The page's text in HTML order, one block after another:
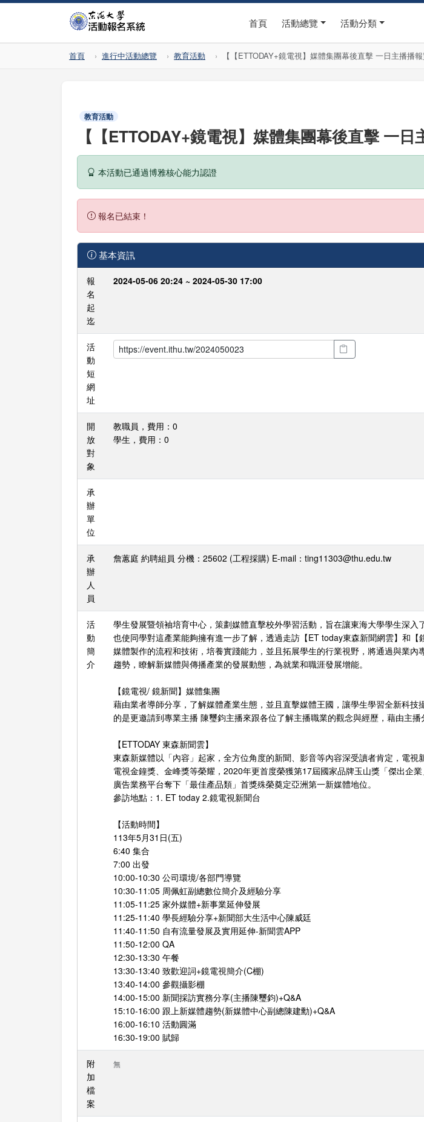
首頁 活動總覽 活動分類
首頁 進行中活動總覽 教育活動 【【ETTODAY+鏡電視】媒體集團幕後直擊 一日主播播
教育活動
【【ETTODAY+鏡電視】媒體集團幕後直擊 一
本活動已通過博雅核心能力認證
報名已結束！
基本資訊
報
名
起
迄
2024-05-06 20:24 ~ 2024-05-30 17:00
活
動
短
網
址
開
放
對
象
教職員，費用：0
學生，費用：0
承
辦
單
位
承
辦
人
員
詹蕙庭 約聘組員 分機：25602 (工程採購) E-mail：ting11303@thu.edu.tw
活
動
簡
介
學生發展暨領袖培育中心，策劃媒體直擊校外學習活動，旨在讓東海大學學生深
也使同學對這產業能夠擁有進一步了解，透過走訪【ET today東森新聞網雲】和
媒體製作的流程和技術，培養實踐能力，並且拓展學生的行業視野，將通過與業
趨勢，瞭解新媒體與傳播產業的發展動態，為就業和職涯發展增能。
【鏡電視/ 鏡新聞】媒體集團
藉由業者導師分享，了解媒體產業生態，並且直擊媒體王國，讓學生學習全新科
的是更邀請到專業主播 陳璽鈞主播來跟各位了解主播職業的觀念與經歷，藉由主
【ETTODAY 東森新聞雲】
東森新媒體以「內容」起家，全方位角度的新聞、影音等內容深受讀者肯定，電
電視金鐘獎、金峰獎等榮耀，2020年更首度榮獲第17屆國家品牌玉山獎「傑出企
廣告業務平台奪下「最佳產品類」首獎殊榮奠定亞洲第一新媒體地位。
參訪地點：1. ET today 2.鏡電視新聞台
【活動時間】
113年5月31日(五)
6:40 集合
7:00 出發
10:00-10:30 公司環境/各部門導覽
10:30-11:05 周佩虹副總數位簡介及經驗分享
11:05-11:25 家外媒體+新事業延伸發展
11:25-11:40 學長經驗分享+新聞部大生活中心陳威廷
11:40-11:50 自有流量發展及實用延伸-新聞雲APP
11:50-12:00 QA
12:30-13:30 午餐
13:30-13:40 致歡迎詞+鏡電視簡介(C棚)
13:40-14:00 參觀攝影棚
14:00-15:00 新聞採訪實務分享(主播陳璽鈞)+Q&A
15:10-16:00 跟上新媒體趨勢(新媒體中心副總陳建勳)+Q&A
16:00-16:10 活動圓滿
16:30-19:00 賦歸
附
加
檔
案
無